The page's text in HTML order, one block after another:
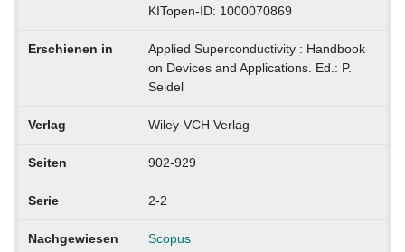
KITopen-ID: 1000070869
Erschienen in
Applied Superconductivity : Handbook
on Devices and Applications. Ed.: P.
Seidel
Verlag Wiley-VCH Verlag
Seiten 902-929
Serie 2-2
Nachgewiesen
Scopus